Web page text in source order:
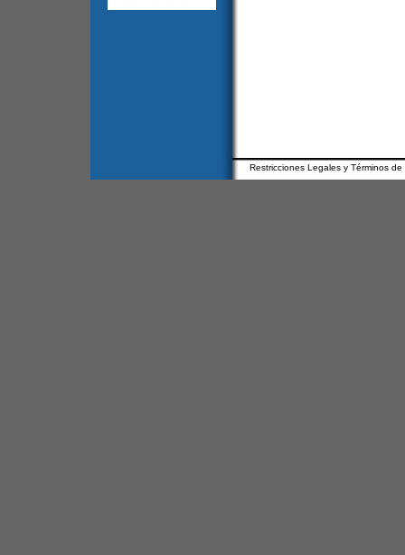
Restricciones Legales y Términos de